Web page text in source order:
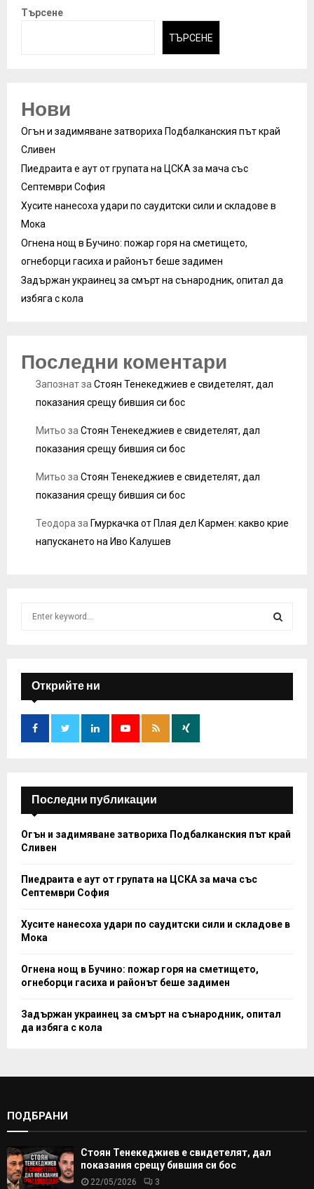
Търсене
ТЪРСЕНЕ
Нови
Огън и задимяване затвориха Подбалканския път край
Сливен
Пиедраита е аут от групата на ЦСКА за мача със
Септември София
Хусите нанесоха удари по саудитски сили и складове в
Мока
Огнена нощ в Бучино: пожар горя на сметището,
огнеборци гасиха и районът беше задимен
Задържан украинец за смърт на сънародник, опитал да
избяга с кола
Последни коментари
Запознатза Стоян Тенекеджиев е свидетелят, дал
показания срещу бившия си бос
Митьо за Стоян Тенекеджиев е свидетелят, дал
показания срещу бившия си бос
Митьо за Стоян Тенекеджиев е свидетелят, дал
показания срещу бившия си бос
Теодора за Гмуркачка от Плая дел Кармен: какво крие
напускането на Иво Калушев
f
o
:
E
A
H
Открийте ни
Последни публикации
Огън и задимяване затвориха Подбалканския път край
Сливен
Пиедраита е аут от групата на ЦСКА за мача със
Септември София
Хусите нанесоха удари по саудитски сили и складове в
Мока
Огнена нощ в Бучино: пожар горя на сметището,
огнеборци гасиха и районът беше задимен
Задържан украинец за смърт на сънародник, опитал
да избяга с кола
ПОДБРАНИ
Стоян Тенекеджиев е свидетелят, дал
показания срещу бившия си бос
22/05/2026 3